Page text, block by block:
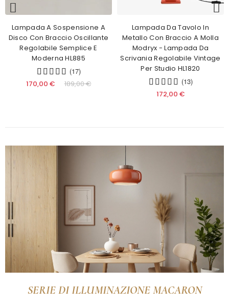
Lampada A Sospensione A
Disco Con Braccio Oscillante
Regolabile Semplice E
Moderna HL885
(17)
170,00 €
189,00 €
Lampada Da Tavolo In
Metallo Con Braccio A Molla
Modryx - Lampada Da
Scrivania Regolabile Vintage
Per Studio HL1820
(13)
172,00 €
SERIE DI ILLUMINAZIONE MACARON